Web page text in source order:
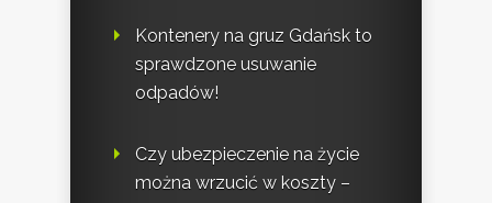
Kontenery na gruz Gdańsk to
sprawdzone usuwanie
odpadów!
Czy ubezpieczenie na życie
można wrzucić w koszty –